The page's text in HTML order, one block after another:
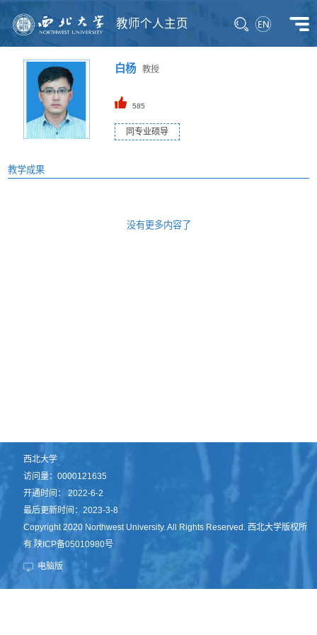
教师个人主页
白杨教授
585
同专业硕导
教学成果
没有更多内容了
西北大学
访问量：0000121635
开通时间：2022-6-2
最后更新时间：2023-3-8
Copyright 2020 Northwest University. All Rights Reserved. 西北大学版权所
有 陕ICP备05010980号
电脑版